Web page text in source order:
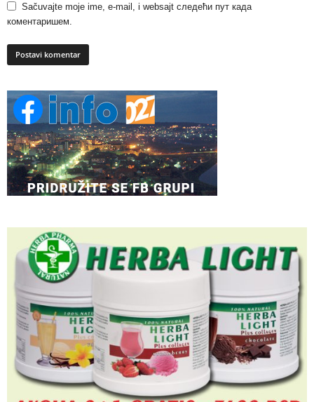
Sačuvajte moje ime, e-mail, i websajt следећи пут када
коментаришем.